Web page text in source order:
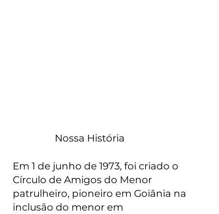
Em 1 de junho de 1973, foi criado o
Círculo de Amigos do Menor
patrulheiro, pioneiro em Goiânia na
inclusão do menor em
Nossa História